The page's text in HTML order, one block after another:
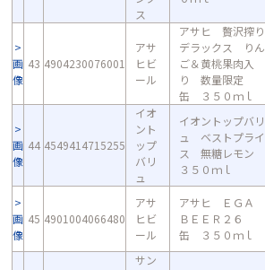
ス
画
像
43 4904230076001
アサ
ヒビ
ール
アサヒ 贅沢搾り
デラックス りん
ご＆黄桃果肉入
り 数量限定
缶 ３５０ｍｌ
画
像
44 4549414715255
イオ
ント
ップ
バリ
ュ
イオントップバリ
ュ ベストプライ
ス 無糖レモン
３５０ｍｌ
画
像
45 4901004066480
アサ
ヒビ
ール
アサヒ ＥＧＡ
ＢＥＥＲ２６
缶 ３５０ｍｌ
サン